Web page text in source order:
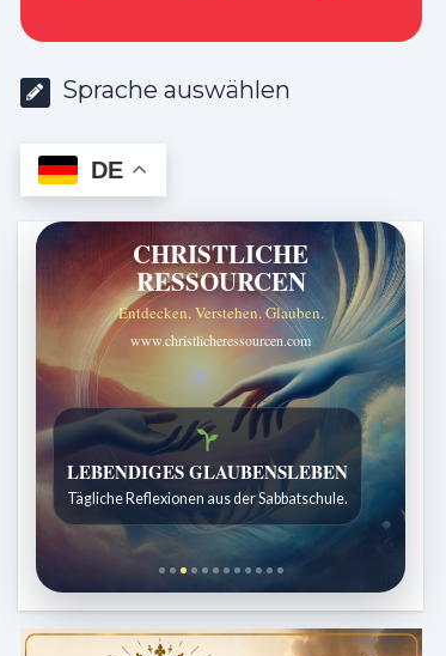
Sprache auswählen
DE
CHRISTLICHE
RESSOURCEN
Entdecken. Verstehen. Glauben.
www.christlicheressourcen.com
LEBENDIGES GLAUBENSLEBEN
Tägliche Reflexionen aus der Sabbatschule.